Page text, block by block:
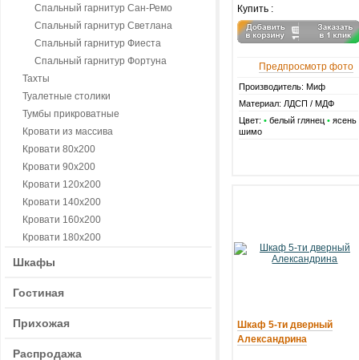
Спальный гарнитур Сан-Ремо
Спальный гарнитур Светлана
Спальный гарнитур Фиеста
Спальный гарнитур Фортуна
Тахты
Туалетные столики
Тумбы прикроватные
Кровати из массива
Кровати 80х200
Кровати 90х200
Кровати 120х200
Кровати 140х200
Кровати 160х200
Кровати 180х200
Шкафы
Гостиная
Прихожая
Распродажа
Купить :
Предпросмотр фото
Производитель: Миф
Материал: ЛДСП / МДФ
Цвет: • белый глянец • ясень
шимо
Шкаф 5-ти дверный
Александрина